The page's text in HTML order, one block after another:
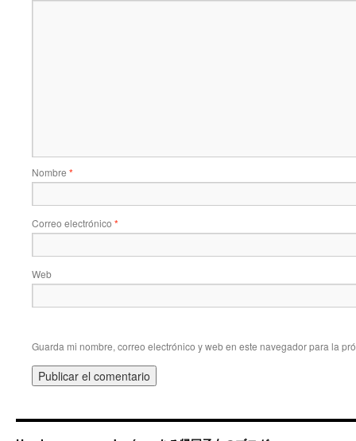
Nombre *
Correo electrónico *
Web
Guarda mi nombre, correo electrónico y web en este navegador para la